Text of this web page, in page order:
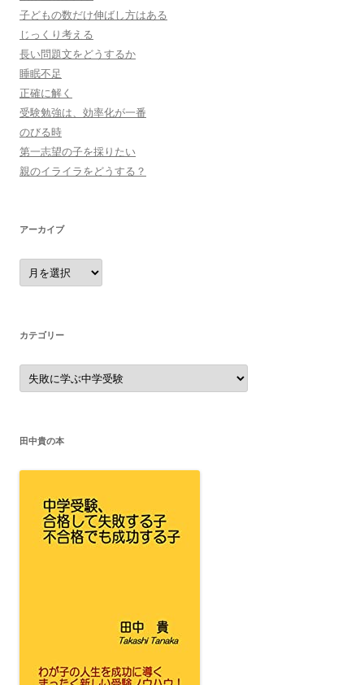
子どもの数だけ伸ばし方はある
じっくり考える
長い問題文をどうするか
睡眠不足
正確に解く
受験勉強は、効率化が一番
のびる時
第一志望の子を採りたい
親のイライラをどうする？
アーカイブ
ア
ー
カ
カテゴリー
カ
テ
ゴ
田中貴の本